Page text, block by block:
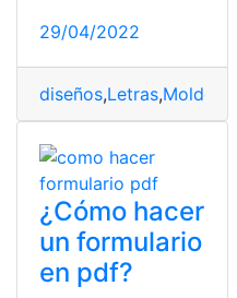
29/04/2022
diseños,Letras,Moldes
¿Cómo hacer
un formulario
en pdf?